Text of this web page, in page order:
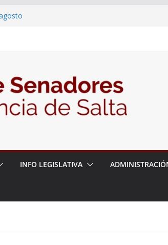
08/26 – Créase el Ente Salteño
INFO LEGISLATIVA